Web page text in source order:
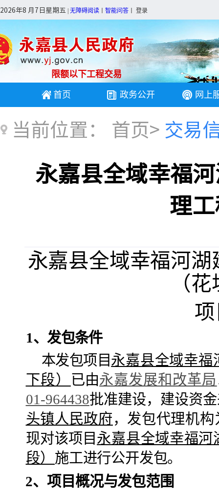
2026年8 月7日星期五 无障碍阅读 智能问答 登录
限额以下工程交易
首页 政务公开 网上
当前位置： 首页> 交易
永嘉县全域幸福
理
永嘉县全域幸福河湖
（
1、发包条件
本发包项目永嘉县全域幸福
下段） 已由永嘉发展和改革局
01-964438批准建设，建设资
头镇人民政府 ， 发包代理机构
现对该项 目 永嘉县全域幸福河
段） 施工进行公开发包。
2、项目概况与发包范围